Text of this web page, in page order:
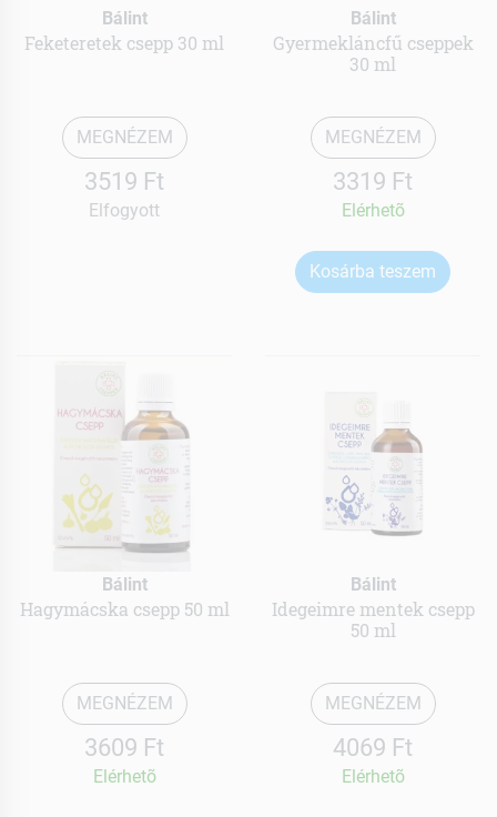
Bálint
Feketeretek csepp 30 ml
MEGNÉZEM
3519 Ft
Elfogyott
Bálint
Gyermekláncfű cseppek
30 ml
MEGNÉZEM
3319 Ft
Elérhetõ
Kosárba teszem
Bálint
Hagymácska csepp 50 ml
MEGNÉZEM
3609 Ft
Elérhetõ
Bálint
Idegeimre mentek csepp
50 ml
MEGNÉZEM
4069 Ft
Elérhetõ